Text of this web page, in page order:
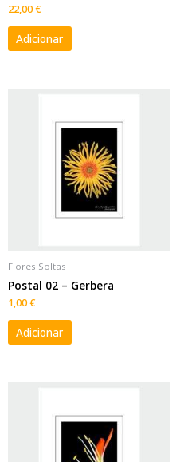
22,00€
Adicionar
Flores Soltas
Postal 02 – Gerbera
1,00€
Adicionar